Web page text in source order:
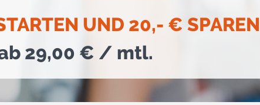
UND 20,- € SPAREN
29,00 € / mtl.